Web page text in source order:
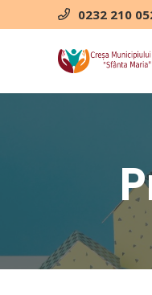
0232 210